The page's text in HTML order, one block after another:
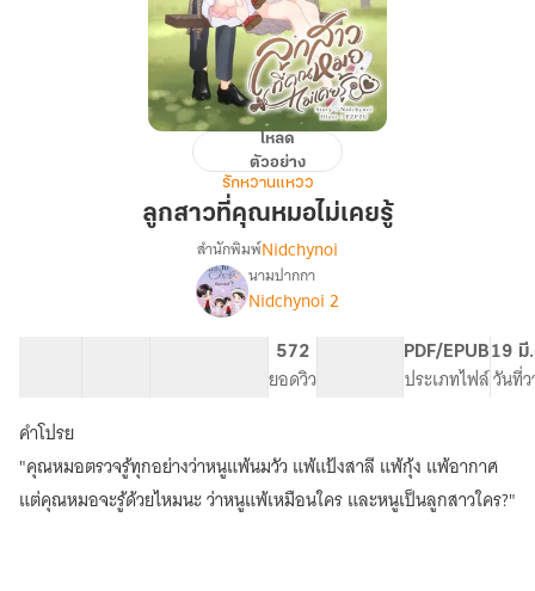
ลูกสาว
คุณ
หมอ
โหลด
ตัวอย่าง
รักหวานแหวว
ลูกสาวที่คุณหมอไม่เคยรู้
เรื่อง
ลูกสาว
ที่
คุณ
หมอ
ไม่
รู้
สำนักพิมพ์Nidchynoi
นามปากกา
Nidchynoi 2
572
ยอดวิว
PDF/EPUB
ประเภทไฟล์
19 มี
วันที่
คำโปรย
"คุณหมอตรวจรู้ทุกอย่างว่าหนูแพ้นมวัว แพ้แป้งสาลี แพ้กุ้ง แพ้อากาศ
แต่คุณหมอจะรู้ด้วยไหมนะ ว่าหนูแพ้เหมือนใคร และหนูเป็นลูกสาวใคร?"